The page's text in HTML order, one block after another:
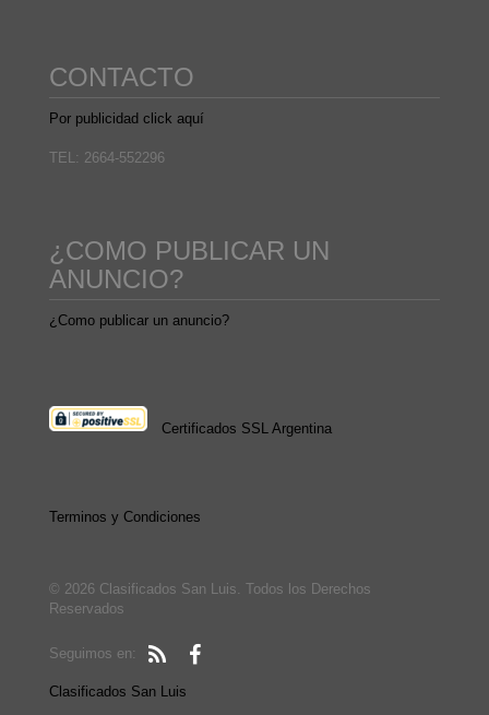
CONTACTO
Por publicidad click aquí
TEL: 2664-552296
¿COMO PUBLICAR UN
ANUNCIO?
¿Como publicar un anuncio?
Certificados SSL Argentina
Terminos y Condiciones
© 2026 Clasificados San Luis. Todos los Derechos
Reservados
Seguimos en:
Clasificados San Luis